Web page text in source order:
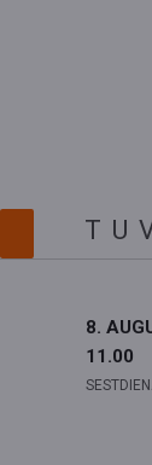
8.
11.00